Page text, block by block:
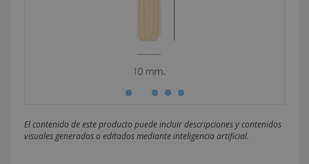
El contenido de este producto puede incluir descripciones y contenidos
visuales generados o editados mediante inteligencia artificial.